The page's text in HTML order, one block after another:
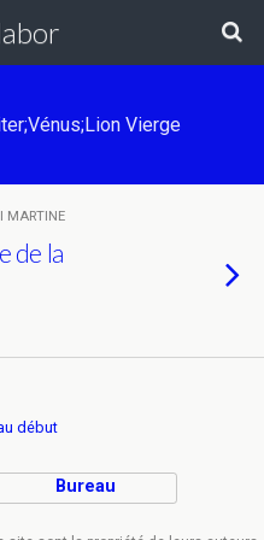
Vierge
MARTINE
de la
début
Bureau